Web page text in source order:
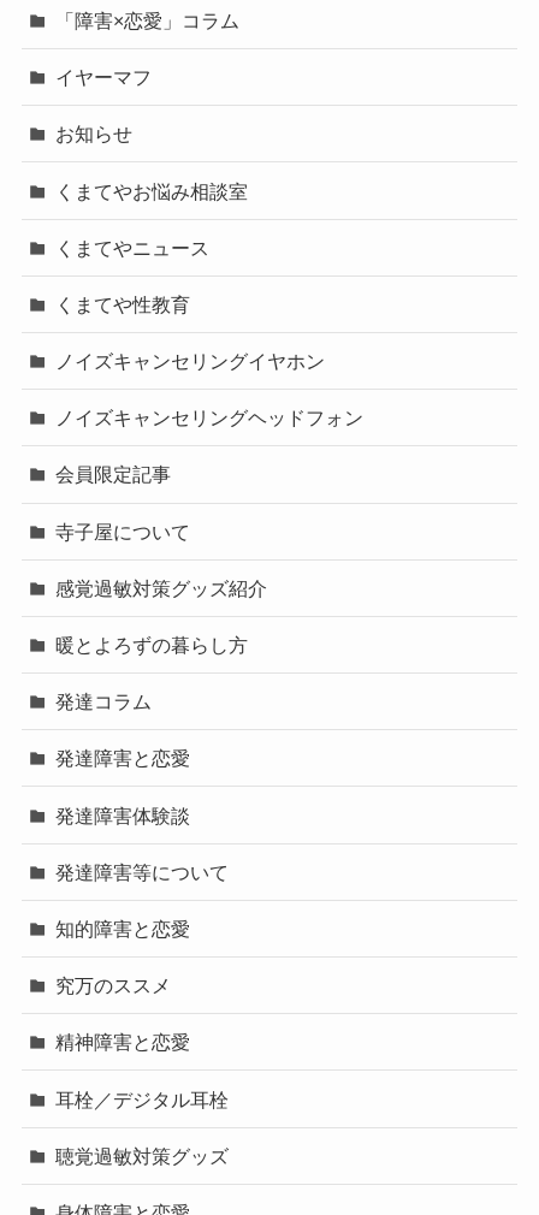
「障害×恋愛」コラム
イヤーマフ
お知らせ
くまてやお悩み相談室
くまてやニュース
くまてや性教育
ノイズキャンセリングイヤホン
ノイズキャンセリングヘッドフォン
会員限定記事
寺子屋について
感覚過敏対策グッズ紹介
暖とよろずの暮らし方
発達コラム
発達障害と恋愛
発達障害体験談
発達障害等について
知的障害と恋愛
究万のススメ
精神障害と恋愛
耳栓／デジタル耳栓
聴覚過敏対策グッズ